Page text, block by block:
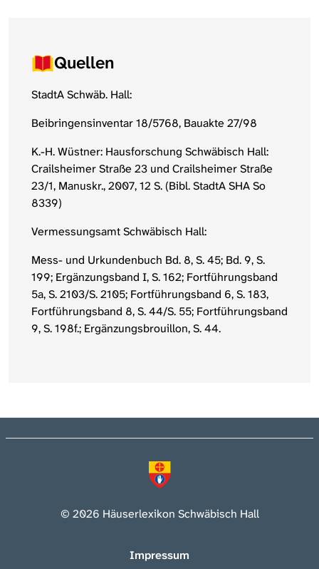
Quellen
StadtA Schwäb. Hall:
Beibringensinventar 18/5768, Bauakte 27/98
K.-H. Wüstner: Hausforschung Schwäbisch Hall:
Crailsheimer Straße 23 und Crailsheimer Straße
23/1, Manuskr., 2007, 12 S. (Bibl. StadtA SHA So
8339)
Vermessungsamt Schwäbisch Hall:
Mess- und Urkundenbuch Bd. 8, S. 45; Bd. 9, S.
199; Ergänzungsband I, S. 162; Fortführungsband
5a, S. 2103/S. 2105; Fortführungsband 6, S. 183,
Fortführungsband 8, S. 44/S. 55; Fortführungsband
9, S. 198f.; Ergänzungsbrouillon, S. 44.
© 2026 Häuserlexikon Schwäbisch Hall
Impressum